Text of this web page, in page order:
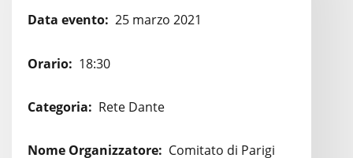
Data evento: 25 marzo 2021
Orario: 18:30
Categoria: Rete Dante
Nome Organizzatore: Comitato di Parigi